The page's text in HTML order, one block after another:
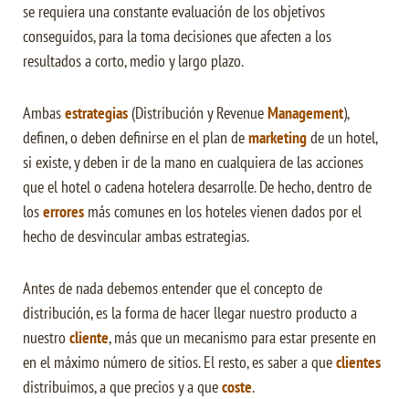
se requiera una constante evaluación de los objetivos
conseguidos, para la toma decisiones que afecten a los
resultados a corto, medio y largo plazo.
Ambasestrategias(Distribución y RevenueManagement),
definen, o deben definirse en el plan demarketingde un hotel,
si existe, y deben ir de la mano en cualquiera de las acciones
que el hotel o cadena hotelera desarrolle. De hecho, dentro de
loserrores más comunes en los hoteles vienen dados por el
hecho de desvincular ambas estrategias.
Antes de nada debemos entender que el concepto de
distribución, es la forma de hacer llegar nuestro producto a
nuestro cliente, más que un mecanismo para estar presente en
en el máximo número de sitios. El resto, es saber a queclientes
distribuimos, a que precios y a quecoste.